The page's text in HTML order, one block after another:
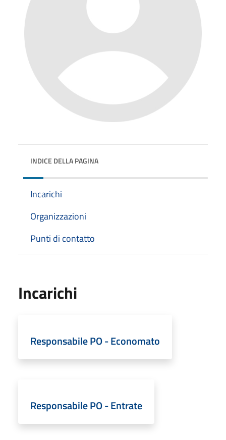
INDICE DELLA PAGINA
Incarichi
Organizzazioni
Punti di contatto
Incarichi
Responsabile PO - Economato
Responsabile PO - Entrate